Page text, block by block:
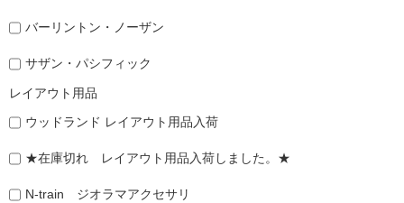
バーリントン・ノーザン
サザン・パシフィック
レイアウト用品
ウッドランド レイアウト用品入荷
★在庫切れ レイアウト用品入荷しました。★
N-train ジオラマアクセサリ